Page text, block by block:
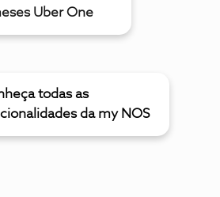
Uber One
todas as
da my NOS